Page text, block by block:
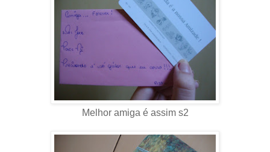
Melhor amiga é assim s2